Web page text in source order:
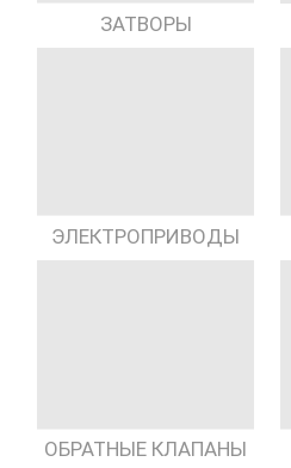
ЗАТВОРЫ
ЭЛЕКТРОПРИВОДЫ
ОБРАТНЫЕ КЛАПАНЫ